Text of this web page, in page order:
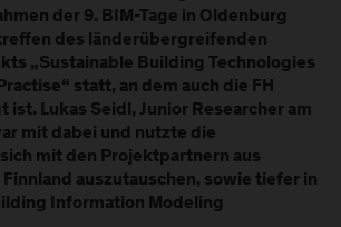
der 9. BIM-Tage in Oldenburg
des länderübergreifenden
„Sustainable Building Technologies
statt, an dem auch die FH
ist. Lukas Seidl, Junior Researcher am
mit dabei und nutzte die
mit den Projektpartnern aus
Finnland auszutauschen, sowie tiefer in
Information Modeling